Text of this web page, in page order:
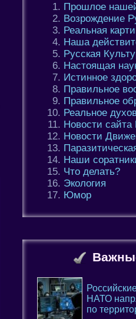
Прошлое
Возрождение
Реальная
Наша
Русская
Настоящая
Истинное
Правильное
Правильное
Реальное
Новости
Новости
Наши
Что делать?
Экология
Юмор
НАТО
по